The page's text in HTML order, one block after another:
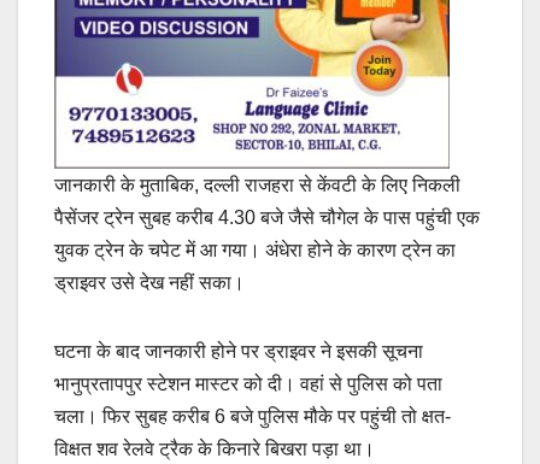
जानकारी के मुताबिक, दल्ली राजहरा से केंवटी के लिए निकली
पैसेंजर ट्रेन सुबह करीब 4.30 बजे जैसे चौगेल के पास पहुंची एक
युवक ट्रेन के चपेट में आ गया। अंधेरा होने के कारण ट्रेन का
ड्राइवर उसे देख नहीं सका।
घटना के बाद जानकारी होने पर ड्राइवर ने इसकी सूचना
भानुप्रतापपुर स्टेशन मास्टर को दी। वहां से पुलिस को पता
चला। फिर सुबह करीब 6 बजे पुलिस मौके पर पहुंची तो क्षत-
विक्षत शव रेलवे ट्रैक के किनारे बिखरा पड़ा था।